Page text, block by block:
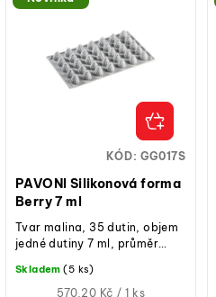
d
u
k
t
ů
PAVONI Silikonová forma
Berry 7 ml
Měrná
570,20 Kč / 1 ks
Skladem (5 ks)
Tvar malina, 35 dutin, objem
jedné dutiny 7 ml, průměr
profesionální silikon, vhodné
KÓD:GG017S